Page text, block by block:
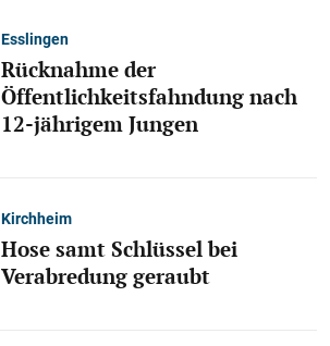
Esslingen
Rücknahme der
Öffentlichkeitsfahndung nach
12-jährigem Jungen
Kirchheim
Hose samt Schlüssel bei
Verabredung geraubt